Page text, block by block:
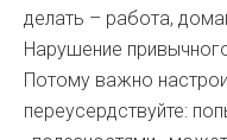
делать – работа,
Нарушение
Потому важно
переусердствуйте: